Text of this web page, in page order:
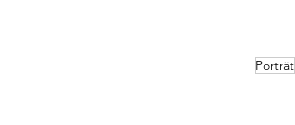
Porträt